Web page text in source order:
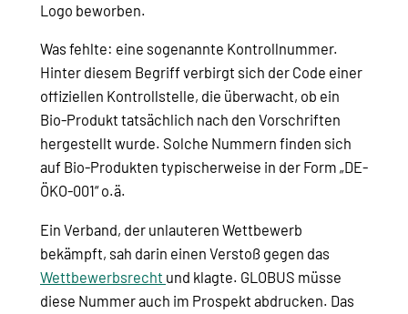
Logo beworben.
Was fehlte: eine sogenannte Kontrollnummer.
Hinter diesem Begriff verbirgt sich der Code einer
offiziellen Kontrollstelle, die überwacht, ob ein
Bio-Produkt tatsächlich nach den Vorschriften
hergestellt wurde. Solche Nummern finden sich
auf Bio-Produkten typischerweise in der Form „DE-
ÖKO-001“ o.ä.
Ein Verband, der unlauteren Wettbewerb
bekämpft, sah darin einen Verstoß gegen das
Wettbewerbsrecht und klagte. GLOBUS müsse
diese Nummer auch im Prospekt abdrucken. Das